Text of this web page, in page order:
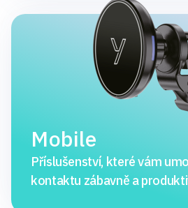
Mobile
Příslušenství, které vám
kontaktu zábavně a